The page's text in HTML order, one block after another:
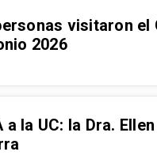
visitaron
2026
a la UC: la Dra.